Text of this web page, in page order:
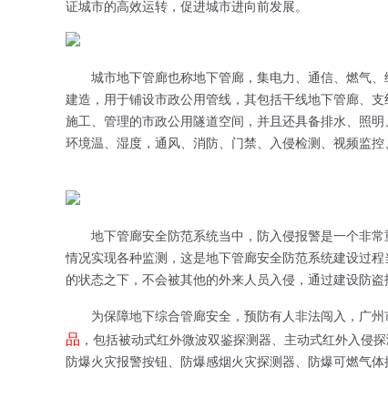
证城市的高效运转，促进城市进向前发展。
城市地下管廊也称地下管廊，集电力、通信、燃气
建造，用于铺设市政公用管线，其包括干线地下管廊、
施工、管理的市政公用隧道空间，并且还具备排水、照
环境温、湿度，通风、消防、门禁、入侵检测、视频监控
地下管廊安全防范系统当中，防入侵报警是一个非
情况实现各种监测，这是地下管廊安全防范系统建设过
的状态之下，不会被其他的外来人员入侵，通过建设防盗
为保障地下综合管廊安全，预防有人非法闯入，广
品 ，包括被动式红外微波双鉴探测器、主动式红外入侵
防爆火灾报警按钮、防爆感烟火灾探测器、防爆可燃气